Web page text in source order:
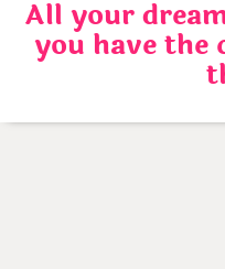
Skip
content
All your
you have the